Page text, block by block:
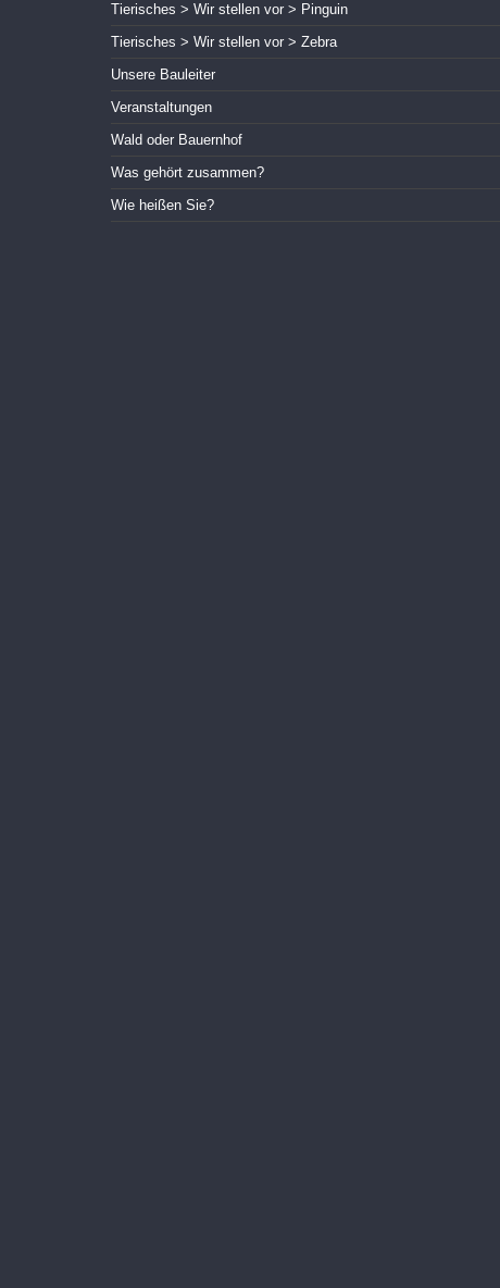
Tierisches > Wir stellen vor > Pinguin
Tierisches > Wir stellen vor > Zebra
Unsere Bauleiter
Veranstaltungen
Wald oder Bauernhof
Was gehört zusammen?
Wie heißen Sie?